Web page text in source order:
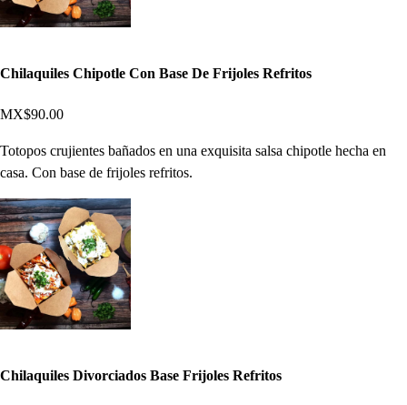
Chilaquiles Chipotle Con Base De Frijoles Refritos
MX$90.00
Totopos crujientes bañados en una exquisita salsa chipotle hecha en
casa. Con base de frijoles refritos.
Chilaquiles Divorciados Base Frijoles Refritos